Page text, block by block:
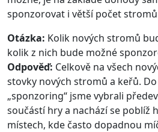
sponzorovat i větší počet
Otázka: Kolik nových stromů
kolik z nich bude možné
Odpověď: Celkově na všech
stovky nových stromů a keřů.
„sponzoring“ jsme vybrali
součástí hry a nachází se poblíž
místech, kde často dopadnou